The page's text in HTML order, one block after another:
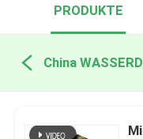
PRODUKTE
China